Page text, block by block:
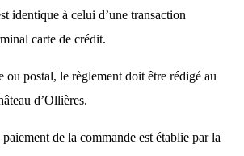
identique à celui d’une transaction
carte de crédit.
ou postal, le règlement doit être rédigé au
d’Ollières.
de la commande est établie par la